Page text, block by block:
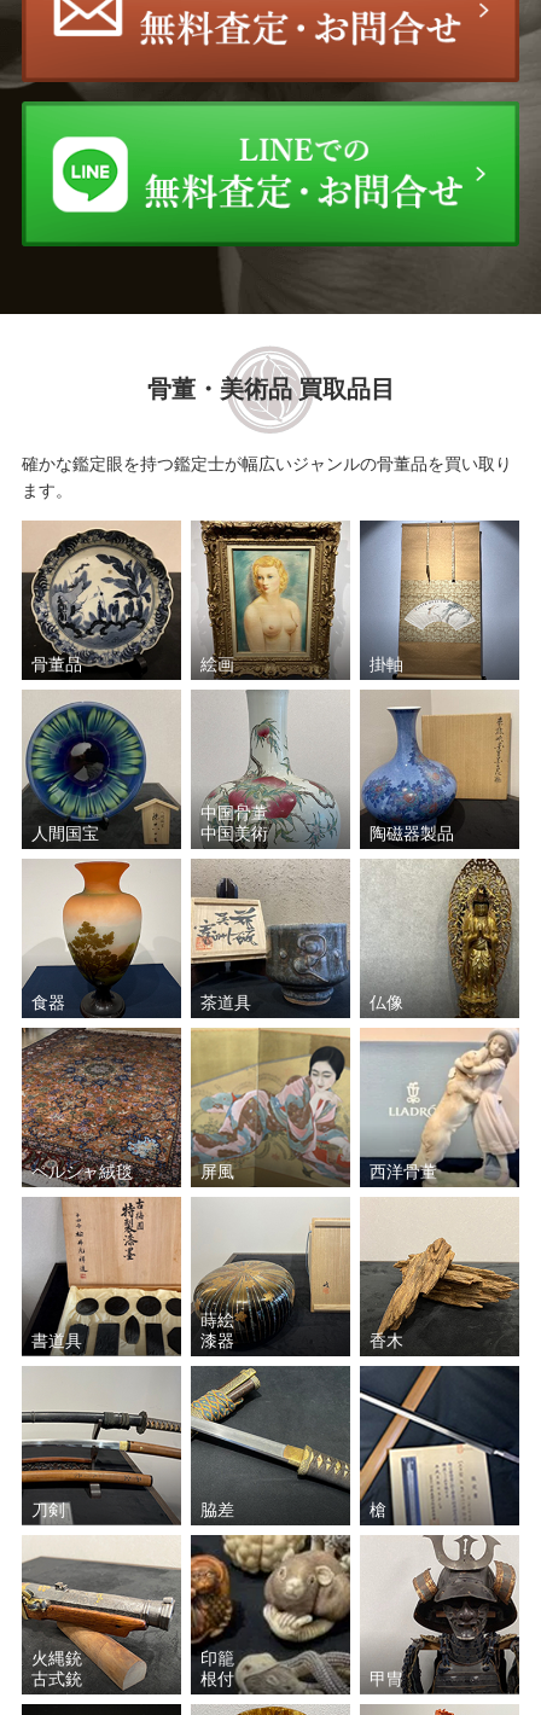
骨董・美術品 買取品目
確かな鑑定眼を持つ鑑定士が幅広いジャンルの骨董品を買い取り
ます。
骨董品 絵画 掛軸
人間国宝
中国骨董
中国美術
陶磁器製品
食器 茶道具 仏像
ペルシャ絨毯 屏風 西洋骨董
書道具
蒔絵
漆器
香木
刀剣 脇差 槍
火縄銃
古式銃
印籠
根付
甲冑